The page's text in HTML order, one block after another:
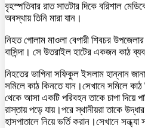
বৃহস্পতিবার রাত সাতটার দিকে বরিশাল
অবস্থায় তিনি মারা যান।
নিহত গোলাম মাওলা বেপারী শিবচর
বাসিন্দা। সে উতরাইল হাটের একজন কাঠ
নিহতের ভাগিনা সফিকুল ইসলাম হান্নান
সমিলে কাঠ কিনতে যান।সেখানে সমিলে কাঠ
থেকে আসা একটি পরিবহন তাকে চাপা দিয়ে
রাস্তায় পড়ে যায়।পরে স্থানীয়রা তাকে
হাসপাতালে নিয়ে ভর্তি করান।সেখানে